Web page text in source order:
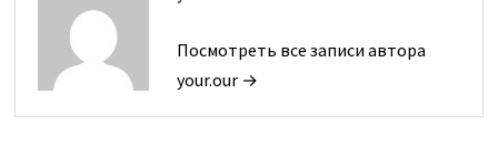
Посмотреть все записи автора
your.our →